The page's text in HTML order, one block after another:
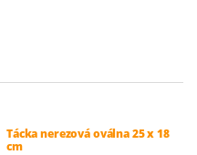
Tácka nerezová oválna 25 x 18
cm